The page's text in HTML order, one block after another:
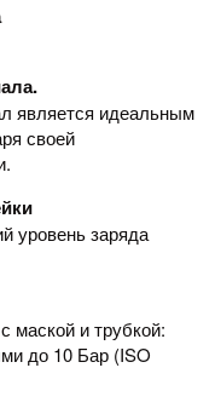
является идеальным
своей
уровень заряда
маской и трубкой:
до 10 Бар (ISO